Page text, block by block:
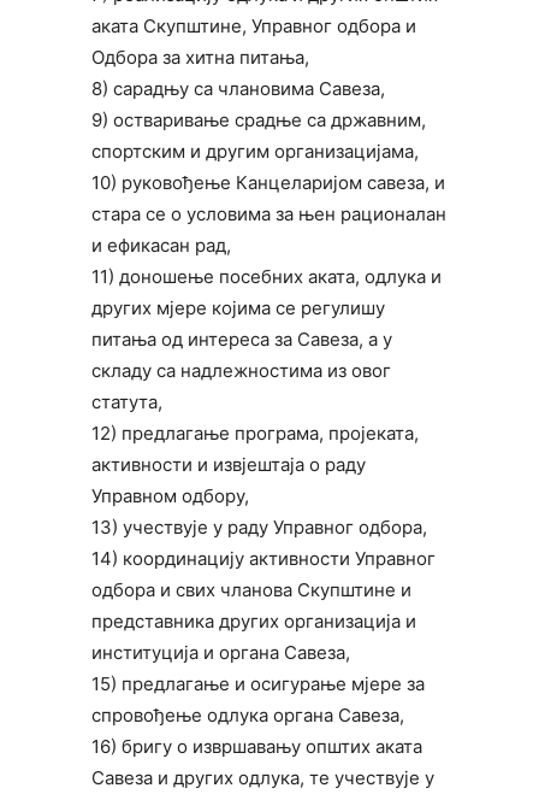
аката Скупштине, Управног одбора и
Одбора за хитна питања,
8) сарадњу са члановима Савеза,
9) остваривање срадње са државним,
спортским и другим организацијама,
10) руковођење Канцеларијом савеза, и
стара се о условима за њен рационалан
и ефикасан рад,
11) доношење посебних аката, одлука и
других мјере којима се регулишу
питања од интереса за Савеза, а у
складу са надлежностима из овог
статута,
12) предлагање програма, пројеката,
активности и извјештаја о раду
Управном одбору,
13) учествује у раду Управног одбора,
14) координацију активности Управног
одбора и свих чланова Скупштине и
представника других организација и
институција и органа Савеза,
15) предлагање и осигурање мјере за
спровођење одлука органа Савеза,
16) бригу о извршавању општих аката
Савеза и других одлука, те учествује у